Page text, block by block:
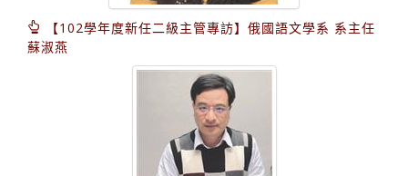
【102學年度新任二級主管專訪】俄國語文學系 系主任
蘇淑燕